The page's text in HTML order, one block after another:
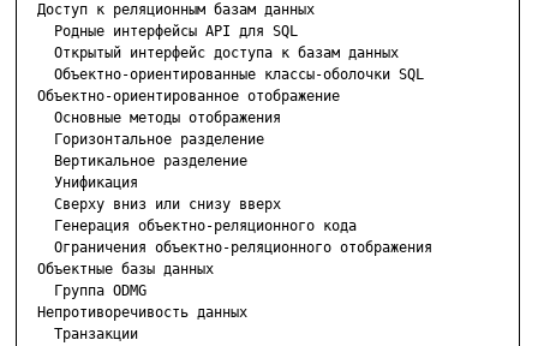
  Доступ к реляционным базам данных
    Родные интерфейсы API для SQL
    Открытый интерфейс доступа к базам данных
    Объектно-ориентированные классы-оболочки SQL
  Объектно-ориентированное отображение
    Основные методы отображения
    Горизонтальное разделение
    Вертикальное разделение
    Унификация
    Сверху вниз или снизу вверх
    Генерация объектно-реляционного кода
    Ограничения объектно-реляционного отображения
  Объектные базы данных
    Группа ODMG
  Непротиворечивость данных
    Транзакции